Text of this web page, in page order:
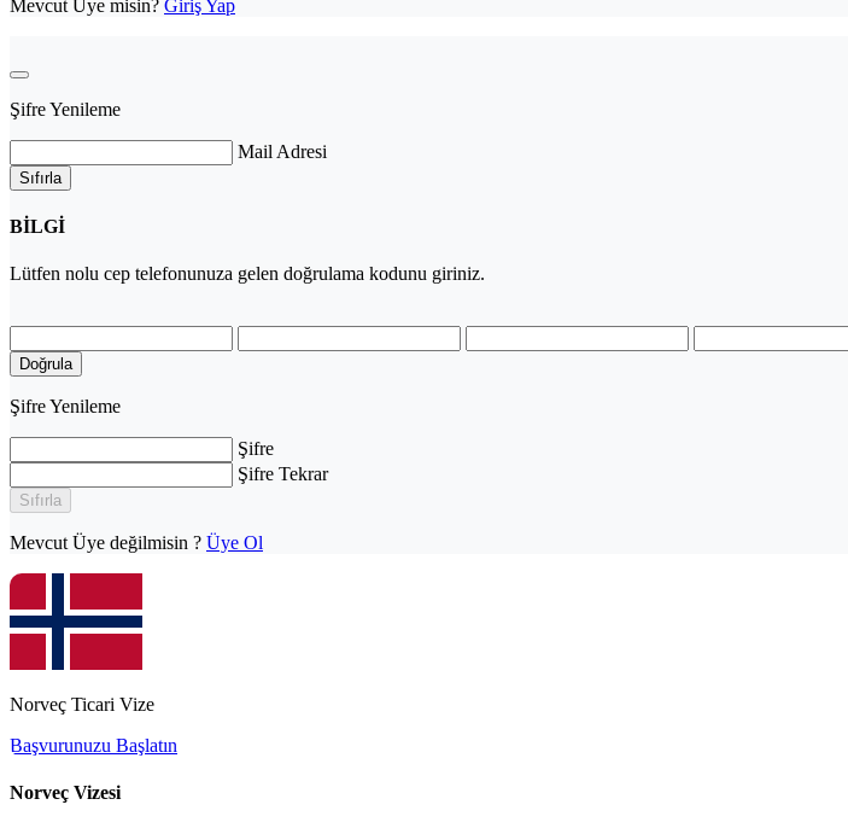
Mevcut Üye misin? Giriş Yap
Şifre Yenileme
Mail Adresi
Sıfırla
BİLGİ
Lütfen nolu cep telefonunuza gelen doğrulama kodunu giriniz.
Doğrula
Şifre Yenileme
Şifre
Şifre Tekrar
Sıfırla
Mevcut Üye değilmisin ? Üye Ol
Norveç Ticari Vize
Başvurunuzu Başlatın
Norveç Vizesi